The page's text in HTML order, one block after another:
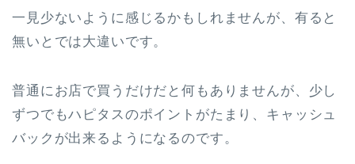
一見少ないように感じるかもしれませんが、有ると
無いとでは大違いです。
普通にお店で買うだけだと何もありませんが、少し
ずつでもハピタスのポイントがたまり、キャッシュ
バックが出来るようになるのです。